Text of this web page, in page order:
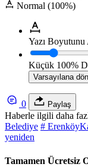
Normal (100%)
Yazı Boyutunu
Küçük 100%
Varsayılana dön
0 Paylaş
Haberle ilgili daha
Belediye #
yeniden
Tamamen Ücretsiz